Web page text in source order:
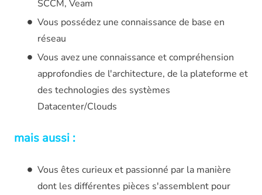
SCCM, Veam
Vous possédez une connaissance de base en
réseau
Vous avez une connaissance et compréhension
approfondies de l'architecture, de la plateforme et
des technologies des systèmes
Datacenter/Clouds
mais aussi :
Vous êtes curieux et passionné par la manière
dont les différentes pièces s'assemblent pour